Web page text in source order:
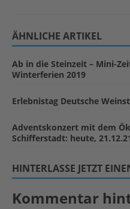
ÄHNLICHE ARTIKEL
Ab in die Steinzeit – Mini-
Winterferien 2019
Erlebnistag Deutsche
Adventskonzert mit dem
Schifferstadt: heute,
HINTERLASSE JETZT
Kommentar